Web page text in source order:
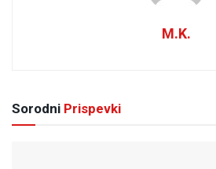
M.K.
Sorodni Prispevki